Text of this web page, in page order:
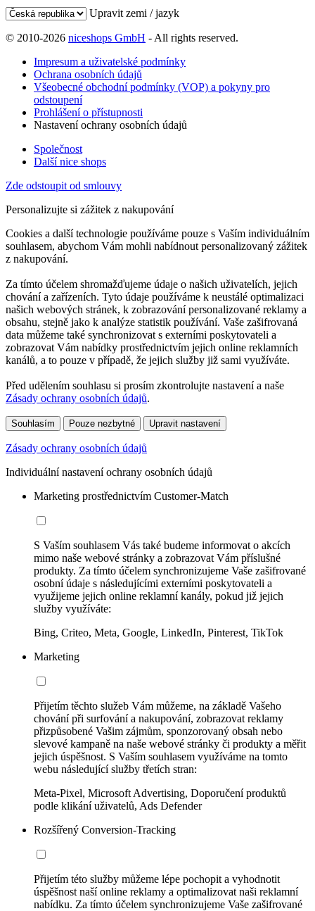
Upravit zemi / jazyk
© 2010-2026 niceshops GmbH - All rights reserved.
Impresum a uživatelské podmínky
Ochrana osobních údajů
Všeobecné obchodní podmínky (VOP) a pokyny pro
odstoupení
Prohlášení o přístupnosti
Nastavení ochrany osobních údajů
Společnost
Další nice shops
Zde odstoupit od smlouvy
Personalizujte si zážitek z nakupování
Cookies a další technologie používáme pouze s Vaším individuálním
souhlasem, abychom Vám mohli nabídnout personalizovaný zážitek
z nakupování.
Za tímto účelem shromažďujeme údaje o našich uživatelích, jejich
chování a zařízeních. Tyto údaje používáme k neustálé optimalizaci
našich webových stránek, k zobrazování personalizované reklamy a
obsahu, stejně jako k analýze statistik používání. Vaše zašifrovaná
data můžeme také synchronizovat s externími poskytovateli a
zobrazovat Vám nabídky prostřednictvím jejich online reklamních
kanálů, a to pouze v případě, že jejich služby již sami využíváte.
Před udělením souhlasu si prosím zkontrolujte nastavení a naše
Zásady ochrany osobních údajů.
Souhlasím Pouze nezbytné Upravit nastavení
Zásady ochrany osobních údajů
Individuální nastavení ochrany osobních údajů
Marketing prostřednictvím Customer-Match
S Vaším souhlasem Vás také budeme informovat o akcích
mimo naše webové stránky a zobrazovat Vám příslušné
produkty. Za tímto účelem synchronizujeme Vaše zašifrované
osobní údaje s následujícími externími poskytovateli a
využijeme jejich online reklamní kanály, pokud již jejich
služby využíváte:
Bing, Criteo, Meta, Google, LinkedIn, Pinterest, TikTok
Marketing
Přijetím těchto služeb Vám můžeme, na základě Vašeho
chování při surfování a nakupování, zobrazovat reklamy
přizpůsobené Vašim zájmům, sponzorovaný obsah nebo
slevové kampaně na naše webové stránky či produkty a měřit
jejich úspěšnost. S Vaším souhlasem využíváme na tomto
webu následující služby třetích stran:
Meta-Pixel, Microsoft Advertising, Doporučení produktů
podle klikání uživatelů, Ads Defender
Rozšířený Conversion-Tracking
Přijetím této služby můžeme lépe pochopit a vyhodnotit
úspěšnost naší online reklamy a optimalizovat naši reklamní
nabídku. Za tímto účelem synchronizujeme Vaše zašifrované